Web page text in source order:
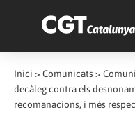
Inici > Comunicats >
decàleg contra els
recomanacions, i més